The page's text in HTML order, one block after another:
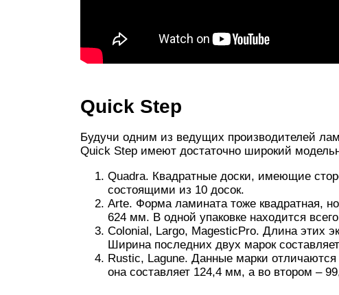
Quick Step
Будучи одним из ведущих производителей
Quick Step имеют достаточно широкий
Quadra. Квадратные доски, имеющие
состоящими из 10 досок.
Arte. Форма ламината тоже квадратная,
624 мм. В одной упаковке находится
Colonial, Largo, MagesticPro. Длина этих
Ширина последних двух марок
Rustic, Lagune. Данные марки
она составляет 124,4 мм, а во втором –